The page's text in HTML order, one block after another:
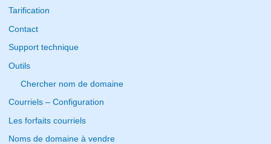
r
:
Tarification
Contact
Support technique
Outils
Chercher nom de domaine
Courriels – Configuration
Les forfaits courriels
Noms de domaine à vendre